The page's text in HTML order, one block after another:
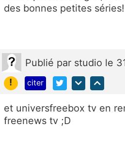
des bonnes petites séries!
Publié par studio le
!
citer
et universfreebox tv en
freenews tv ;D